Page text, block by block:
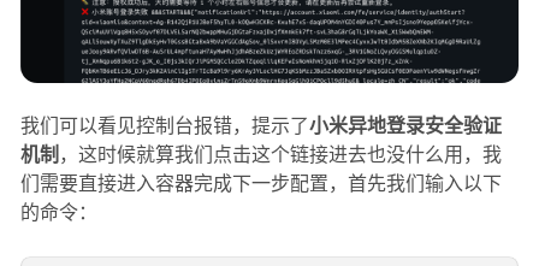
我们可以看见控制台报错，提示了小米异地登录安全验证
机制 ，这时候就算我们点击这个链接进去也没什么用，我
们需要直接进入容器完成下一步配置，首先我们输入以下
的命令：